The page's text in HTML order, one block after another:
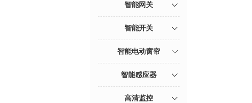
智能网关
智能开关
智能电动窗帘
智能感应器
高清监控